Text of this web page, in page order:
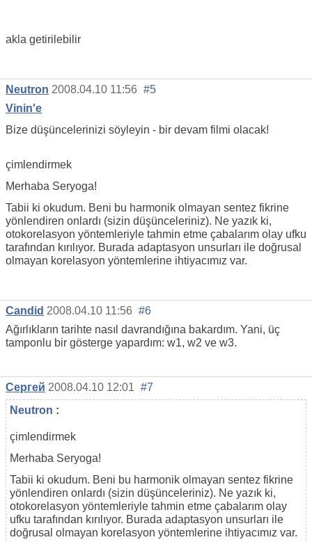
akla getirilebilir
Neutron 2008.04.10 11:56 #5
Vinin'e
Bize düşüncelerinizi söyleyin - bir devam filmi olacak!
çimlendirmek
Merhaba Seryoga!
Tabii ki okudum. Beni bu harmonik olmayan sentez fikrine
yönlendiren onlardı (sizin düşünceleriniz). Ne yazık ki,
otokorelasyon yöntemleriyle tahmin etme çabalarım olay ufku
tarafından kırılıyor. Burada adaptasyon unsurları ile doğrusal
olmayan korelasyon yöntemlerine ihtiyacımız var.
Candid 2008.04.10 11:56 #6
Ağırlıkların tarihte nasıl davrandığına bakardım. Yani, üç
tamponlu bir gösterge yapardım: w1, w2 ve w3.
Сергей 2008.04.10 12:01 #7
Neutron :
çimlendirmek
Merhaba Seryoga!
Tabii ki okudum. Beni bu harmonik olmayan sentez fikrine
yönlendiren onlardı (sizin düşünceleriniz). Ne yazık ki,
otokorelasyon yöntemleriyle tahmin etme çabalarım olay
ufku tarafından kırılıyor. Burada adaptasyon unsurları ile
doğrusal olmayan korelasyon yöntemlerine ihtiyacımız var.